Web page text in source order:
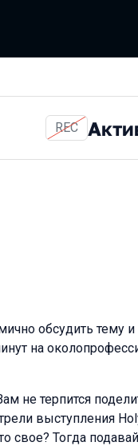
REC
обсудить тему и
на
не терпится
выступления
свое? Тогда